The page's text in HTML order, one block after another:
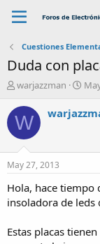
Cuestiones
Duda con
A
t
o
r
warjazzman
F
c
n
i
c
o
W
May 27, 2013
Hola, hace tiempo
insoladora de leds
Estas placas